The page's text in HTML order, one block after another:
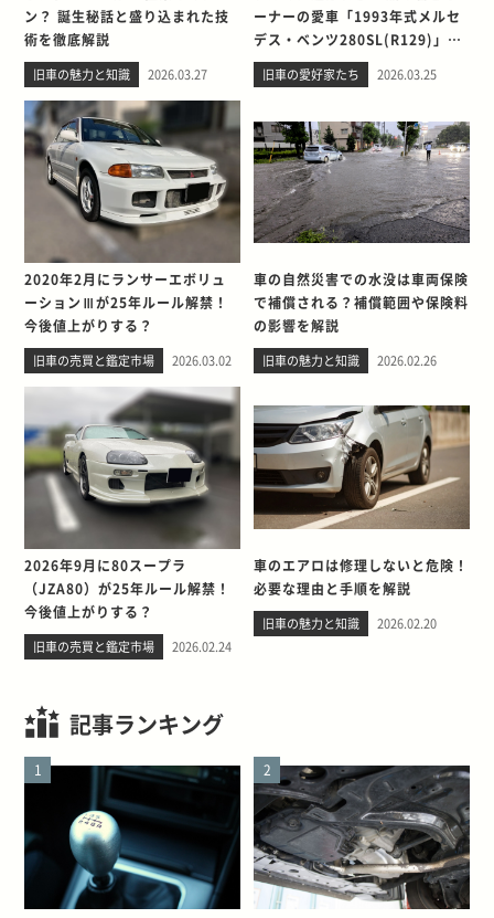
ン？ 誕生秘話と盛り込まれた技
術を徹底解説
旧車の魅力と知識 2026.03.27
ーナーの愛車「1993年式メルセ
デス・ベンツ280SL(R129)」と
の出会い。そして別れを考える
旧車の愛好家たち 2026.03.25
2020年2月にランサーエボリュ
ーションⅢが25年ルール解禁！
今後値上がりする？
旧車の売買と鑑定市場 2026.03.02
車の自然災害での水没は車両保険
で補償される？補償範囲や保険料
の影響を解説
旧車の魅力と知識 2026.02.26
2026年9月に80スープラ
（JZA80）が25年ルール解禁！
今後値上がりする？
旧車の売買と鑑定市場 2026.02.24
車のエアロは修理しないと危険！
必要な理由と手順を解説
旧車の魅力と知識 2026.02.20
記事ランキング
1 2